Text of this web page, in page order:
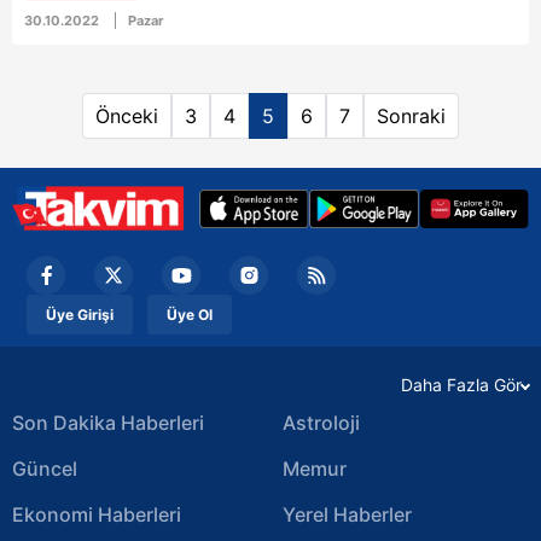
30.10.2022 Pazar
Önceki 3 4 5 6 7 Sonraki
Üye Girişi Üye Ol
Daha Fazla Gör
Son Dakika Haberleri
Güncel
Ekonomi Haberleri
Astroloji
Memur
Yerel Haberler